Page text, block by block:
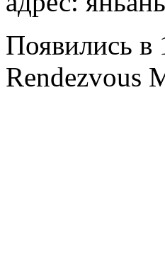
Появились в
Rendezvous